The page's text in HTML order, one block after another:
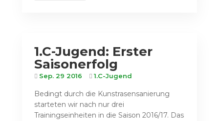
1.C-Jugend: Erster
Saisonerfolg
Sep. 29 2016 1.C-Jugend
Bedingt durch die Kunstrasensanierung
starteten wir nach nur drei
Trainingseinheiten in die Saison 2016/17. Das